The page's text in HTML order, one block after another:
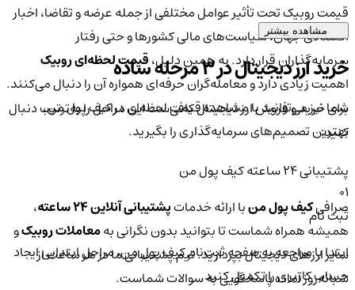
قیمت روبیک تحت تأثیر عوامل مختلفی از جمله عرضه و تقاضا، اخبار
اقتصادی جهان، سیاست‌های مالی کشورها و حتی رفتار
سرمایه‌گذاران قرار دارد. به همین دلیل،قیمت لحظه‌ای روبیک
اهمیت زیادی دارد و معامله‌گران حرفه‌ای همواره آن را دنبال می‌کنند.
شما نیز می‌توانید با مشاهده قیمت لحظه‌ای در کیف پول من،
بهترین تصمیم‌های سرمایه‌گذاری را بگیرید.
پشتیبانی ۲۴ ساعته کیف پول من
صرافیکیف پول منبا ارائه خدماتپشتیبانی آنلاین ۲۴ ساعته
،
همیشه همراه شماست تا بتوانید بدون نگرانی بهمعاملات روبیکو
سایر ارزهای دیجیتال بپردازید. تیم پشتیبانی ما در هر ساعت از
شبانه‌روز آماده پاسخگویی به سوالات شماست.
مشاهده بیشتر
خرید ارز دیجیتال در 3 مرحله ساده
برای خرید و فروش ارز دیجیتال کافی‌ست این مراحل را به‌ترتیب دنبال
کنید:
01
ثبت نام
ابتدا با مراجعه به صفحه ثبت‌نام کیف‌ پول من، مراحل ابتدایی ایجاد
حساب کاربری را تکمیل کنید.